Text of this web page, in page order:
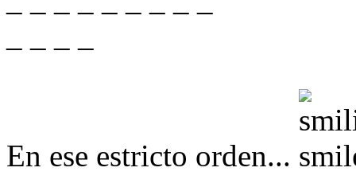
En ese estricto orden...